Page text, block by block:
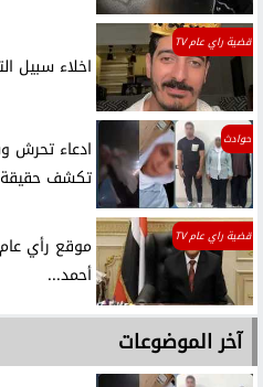
قضية راي عام TV
اخلاء سبيل
حوادث
ادعاء تحرش
تكشف
قضية راي عام TV
موقع رأي
أحمد...
آخر الموضوعات